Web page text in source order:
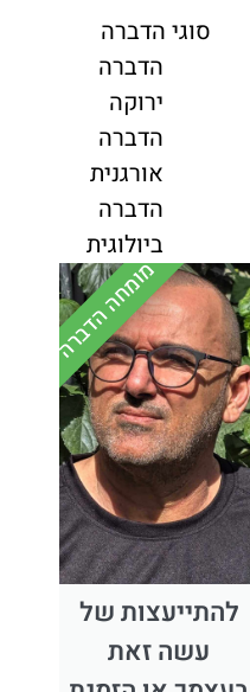
סוגי הדברה
הדברה
ירוקה
הדברה
אורגנית
הדברה
ביולוגית
להתייעצות של
עשה זאת
מומחה הדברה